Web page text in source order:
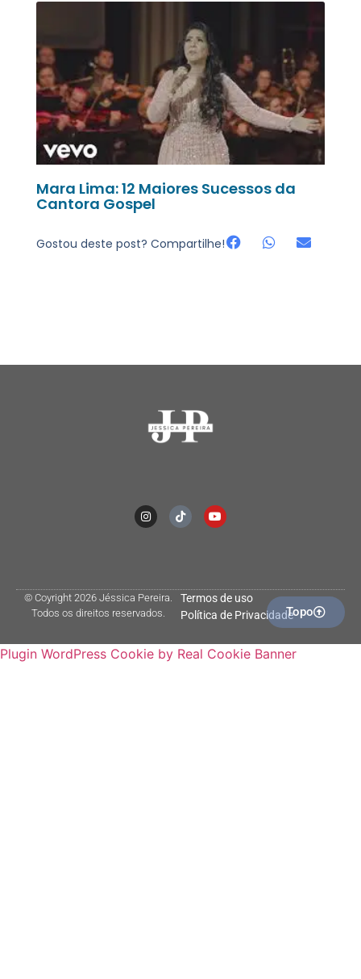
Mara Lima: 12 Maiores Sucessos da
Cantora Gospel
Gostou deste post? Compartilhe!
© Coyright 2026 Jéssica Pereira.
Todos os direitos reservados.
Termos de uso
Política de PrivacidadeTopo
Plugin WordPress Cookie by Real Cookie Banner